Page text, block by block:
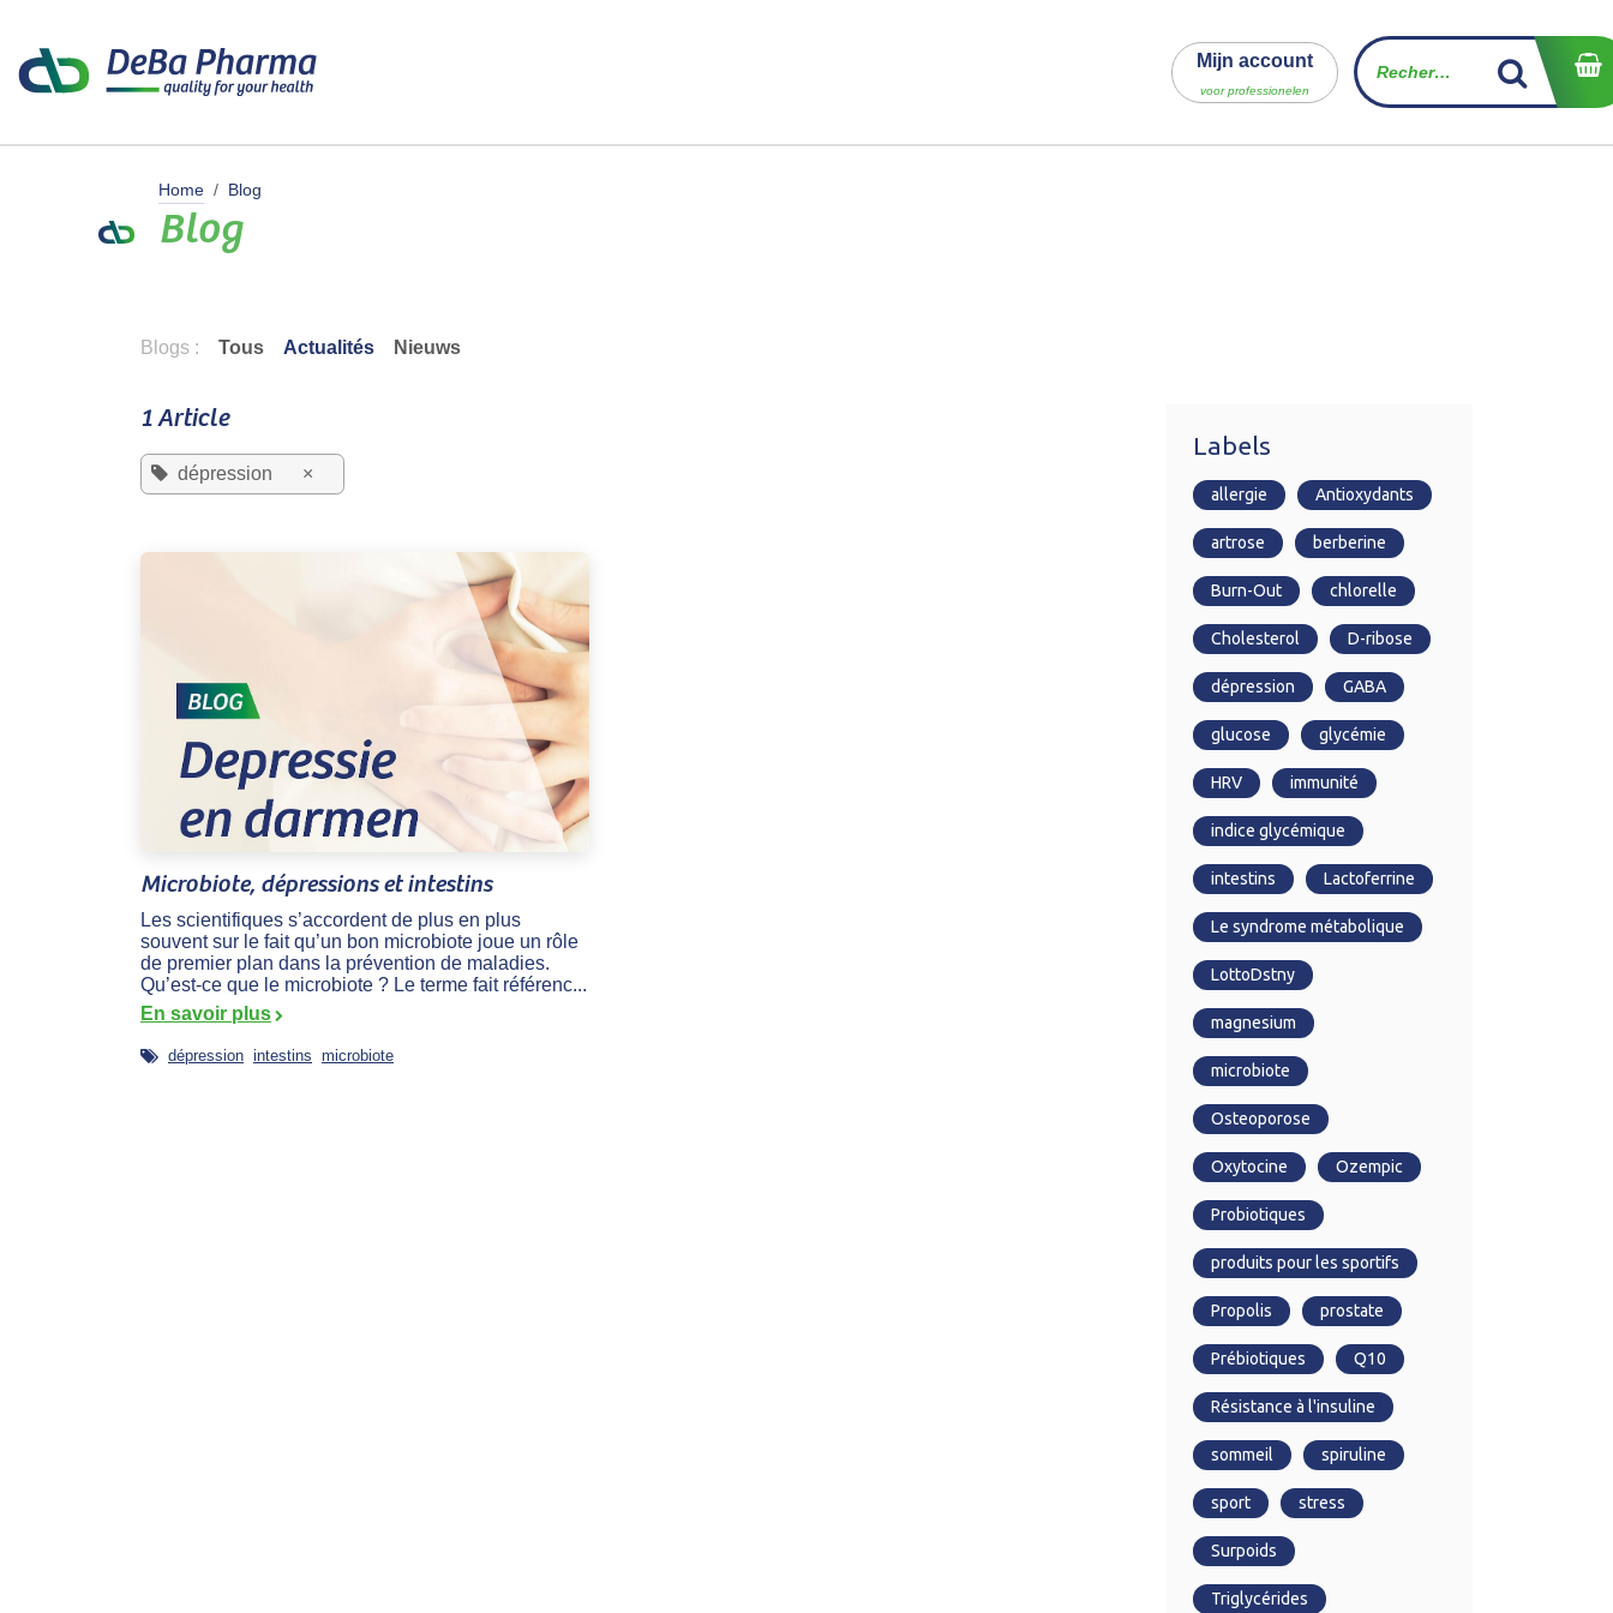
Mijn account
voor professionelen
Home Blog
Blog
Blogs : Tous Actualités Nieuws
1 Article
dépression ×
Microbiote, dépressions et intestins
Les scientifiques s’accordent de plus en plus
souvent sur le fait qu’un bon microbiote joue un rôle
de premier plan dans la prévention de maladies.
Qu’est-ce que le microbiote ? Le terme fait référenc...
En savoir plus
dépression intestins microbiote
Labels
allergie Antioxydants
artrose berberine
Burn-Out chlorelle
Cholesterol D-ribose
dépression GABA
glucose glycémie
HRV immunité
indice glycémique
intestins Lactoferrine
Le syndrome métabolique
LottoDstny
magnesium
microbiote
Osteoporose
Oxytocine Ozempic
Probiotiques
produits pour les sportifs
Propolis prostate
Prébiotiques Q10
Résistance à l'insuline
sommeil spiruline
sport stress
Surpoids
Triglycérides